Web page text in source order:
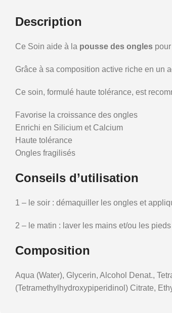
Description
Ce Soin aide à la pousse des ongles
Grâce à sa composition active riche en un
Ce soin, formulé haute tolérance, est
Favorise la croissance des ongles
Enrichi en Silicium et Calcium
Haute tolérance
Ongles fragilisés
Conseils d’utilisation
1 – le soir : démaquiller les ongles et
2 – le matin : laver les mains et/ou les
Composition
Aqua (Water), Glycerin, Alcohol Denat.,
(Tetramethylhydroxypiperidinol) Citrate,